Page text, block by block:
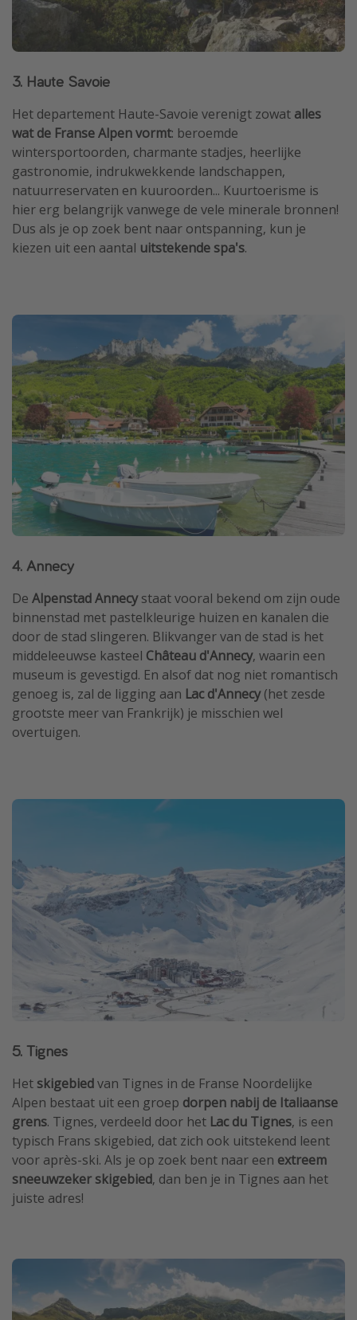
3. Haute Savoie
Het departement Haute-Savoie verenigt zowat alles
wat de Franse Alpen vormt: beroemde
wintersportoorden, charmante stadjes, heerlijke
gastronomie, indrukwekkende landschappen,
natuurreservaten en kuuroorden... Kuurtoerisme is
hier erg belangrijk vanwege de vele minerale bronnen!
Dus als je op zoek bent naar ontspanning, kun je
kiezen uit een aantal uitstekende spa's.
4. Annecy
De Alpenstad Annecystaat vooral bekend om zijn oude
binnenstad met pastelkleurige huizen en kanalen die
door de stad slingeren. Blikvanger van de stad is het
middeleeuwse kasteel Château d'Annecy, waarin een
museum is gevestigd. En alsof dat nog niet romantisch
genoeg is, zal de ligging aan Lac d'Annecy(het zesde
grootste meer van Frankrijk) je misschien wel
overtuigen.
5. Tignes
Het skigebiedvan Tignes in de Franse Noordelijke
Alpen bestaat uit een groep dorpen nabij de Italiaanse
grens. Tignes, verdeeld door het Lac du Tignes, is een
typisch Frans skigebied, dat zich ook uitstekend leent
voor après-ski. Als je op zoek bent naar een extreem
sneeuwzeker skigebied, dan ben je in Tignes aan het
juiste adres!